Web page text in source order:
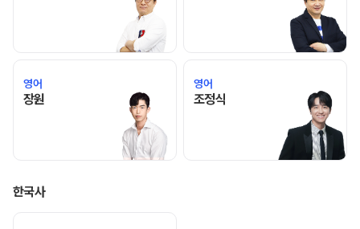
영어
장원장원 선생님 홈 바로가기
영어
조정식 조정식 선생님 홈 바로가기
한국사